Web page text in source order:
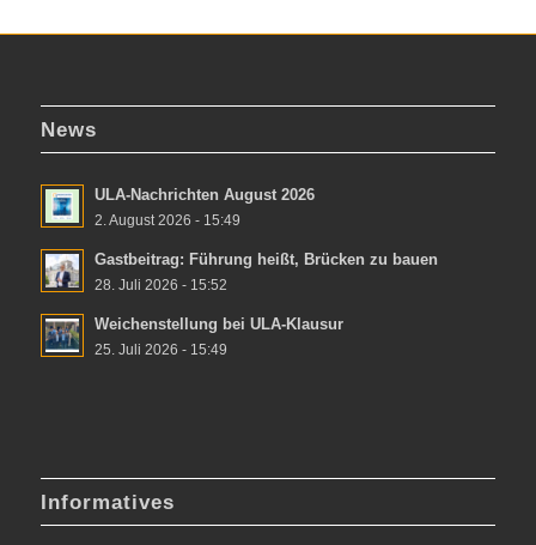
News
ULA-Nachrichten August 2026
2. August 2026 - 15:49
Gastbeitrag: Führung heißt, Brücken zu bauen
28. Juli 2026 - 15:52
Weichenstellung bei ULA-Klausur
25. Juli 2026 - 15:49
Informatives